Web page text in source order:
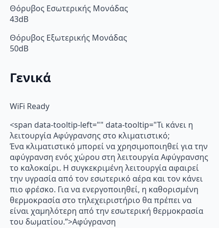
Θόρυβος Εσωτερικής Μονάδας
43dB
Θόρυβος Εξωτερικής Μονάδας
50dB
Γενικά
WiFi Ready
<span data-tooltip-left="" data-tooltip="Τι κάνει η
λειτουργία Αφύγρανσης στο κλιματιστικό;
Ένα κλιματιστικό μπορεί να χρησιμοποιηθεί για την
αφύγρανση ενός χώρου στη λειτουργία Αφύγρανσης
το καλοκαίρι. Η συγκεκριμένη λειτουργία αφαιρεί
την υγρασία από τον εσωτερικό αέρα και τον κάνει
πιο φρέσκο. Για να ενεργοποιηθεί, η καθορισμένη
θερμοκρασία στο τηλεχειριστήριο θα πρέπει να
είναι χαμηλότερη από την εσωτερική θερμοκρασία
του δωματίου.”>Αφύγρανση